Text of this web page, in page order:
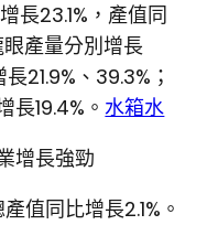
長23.1%，產值同
眼產量分別增長
21.9%、39.3%；
19.4%。 水箱水
增長強勁
值同比增長2.1%。